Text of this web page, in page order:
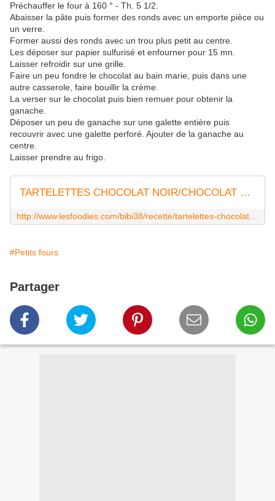
Préchauffer le four à 160 ° - Th. 5 1/2.
Abaisser la pâte puis former des ronds avec un emporte pièce ou
un verre.
Former aussi des ronds avec un trou plus petit au centre.
Les déposer sur papier sulfurisé et enfourner pour 15 mn.
Laisser refroidir sur une grille.
Faire un peu fondre le chocolat au bain marie, puis dans une
autre casserole, faire bouillir la crème.
La verser sur le chocolat puis bien remuer pour obtenir la
ganache.
Déposer un peu de ganache sur une galette entière puis
recouvrir avec une galette perforé. Ajouter de la ganache au
centre.
Laisser prendre au frigo.
TARTELETTES CHOCOLAT NOIR/CHOCOLAT BLANC
#Petits fours
Partager